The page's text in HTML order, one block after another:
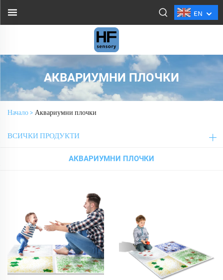
EN
АКВАРИУМНИ ПЛОЧКИ
Начало >Аквариумни плочки
ВСИЧКИ ПРОДУКТИ
АКВАРИУМНИ ПЛОЧКИ